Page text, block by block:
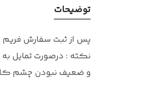
توضیحات
پس از ثبت سفارش فریم
نکته : درصورت تمایل
و ضعیف نبودن چشم